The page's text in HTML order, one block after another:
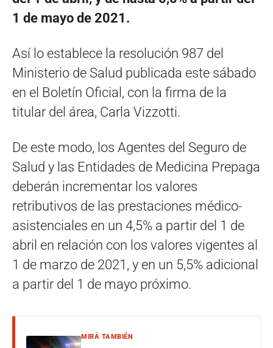
1 de mayo de 2021.
Así lo establece la resolución 987 del
Ministerio de Salud publicada este sábado
en el Boletín Oficial, con la firma de la
titular del área, Carla Vizzotti.
De este modo, los Agentes del Seguro de
Salud y las Entidades de Medicina Prepaga
deberán incrementar los valores
retributivos de las prestaciones médico-
asistenciales en un 4,5% a partir del 1 de
abril en relación con los valores vigentes al
1 de marzo de 2021, y en un 5,5% adicional
a partir del 1 de mayo próximo.
MIRÁ TAMBIÉN